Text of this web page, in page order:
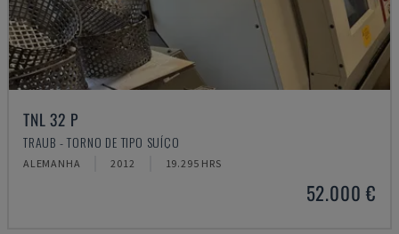
TNL 32 P
TRAUB - TORNO DE TIPO SUÍÇO
ALEMANHA 2012 19.295 HRS
52.000 €